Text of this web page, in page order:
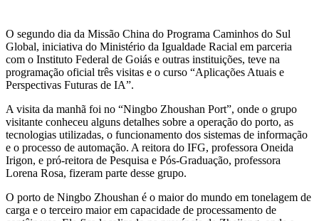
O segundo dia da Missão China do Programa Caminhos do Sul
Global, iniciativa do Ministério da Igualdade Racial em parceria
com o Instituto Federal de Goiás e outras instituições, teve na
programação oficial três visitas e o curso “Aplicações Atuais e
Perspectivas Futuras de IA”.
A visita da manhã foi no “Ningbo Zhoushan Port”, onde o grupo
visitante conheceu alguns detalhes sobre a operação do porto, as
tecnologias utilizadas, o funcionamento dos sistemas de informação
e o processo de automação. A reitora do IFG, professora Oneida
Irigon, e pró-reitora de Pesquisa e Pós-Graduação, professora
Lorena Rosa, fizeram parte desse grupo.
O porto de Ningbo Zhoushan é o maior do mundo em tonelagem de
carga e o terceiro maior em capacidade de processamento de